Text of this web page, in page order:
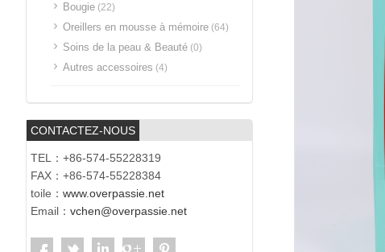
Bougie (22)
Oreillers en mousse à mémoire (64)
Soins de la peau & Beauté (0)
Autres accessoires (4)
CONTACTEZ-NOUS
TEL：+86-574-55228319
FAX：+86-574-55228384
toile： www.overpassie.net
Email： vchen@overpassie.net